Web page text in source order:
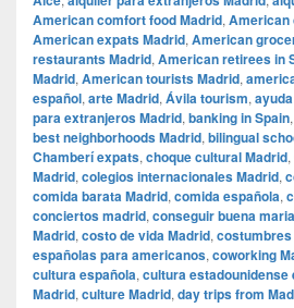
American comfort food Madrid, American
American expats Madrid, American
restaurants Madrid, American retirees in
Madrid, American tourists Madrid,
español, arte Madrid, Ávila tourism,
para extranjeros Madrid, banking in Spain,
best neighborhoods Madrid, bilingual
Chamberí expats, choque cultural Madrid,
Madrid, colegios internacionales Madrid,
comida barata Madrid, comida española,
conciertos madrid, conseguir buena
Madrid, costo de vida Madrid,
españolas para americanos, coworking
cultura española, cultura estadounidense
Madrid, culture Madrid, day trips from